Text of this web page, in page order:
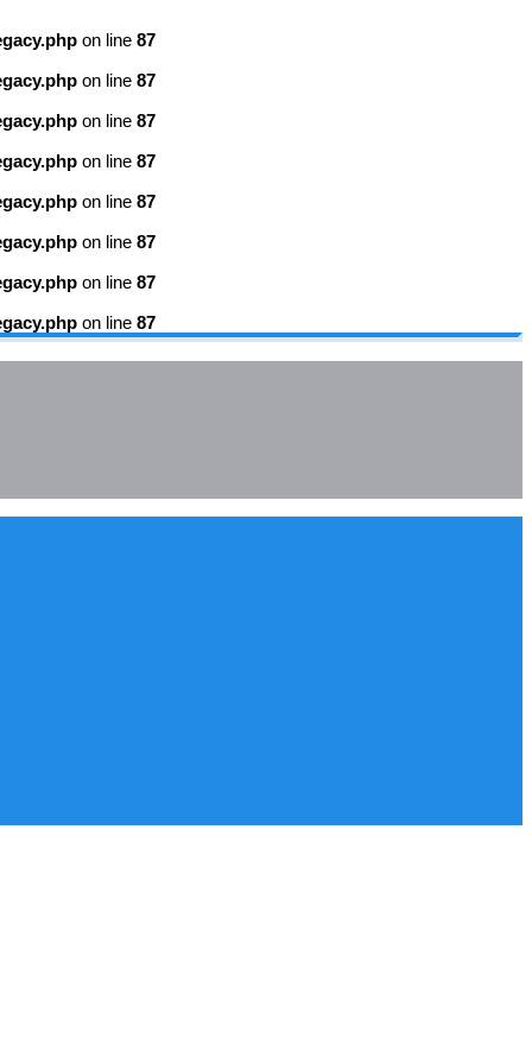
on line 87
on line 87
on line 87
on line 87
on line 87
on line 87
on line 87
on line 87